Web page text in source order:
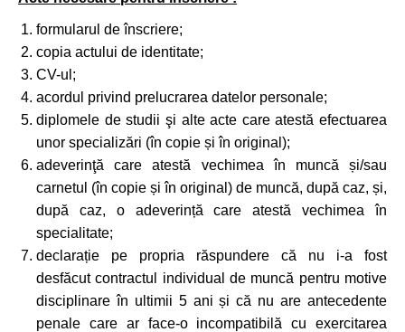
formularul de înscriere;
copia actului de identitate;
CV-ul;
acordul privind prelucrarea datelor personale;
diplomele de studii şi alte acte care atestă efectuarea
unor specializări (în copie și în original);
adeverinţă care atestă vechimea în muncă și/sau
carnetul (în copie și în original) de muncă, după caz, și,
după caz, o adeverință care atestă vechimea în
specialitate;
declarație pe propria răspundere că nu i-a fost
desfăcut contractul individual de muncă pentru motive
disciplinare în ultimii 5 ani și că nu are antecedente
penale care ar face-o incompatibilă cu exercitarea